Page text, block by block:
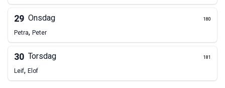
29 Onsdag 180
Petra, Peter
30 Torsdag 181
Leif, Elof